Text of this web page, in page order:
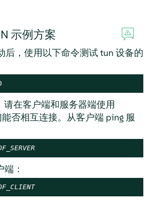
示例方案
后，使用以下命令测试 tun 设备的
请在客户端和服务器端使用
否相互连接。从客户端 ping 服
：